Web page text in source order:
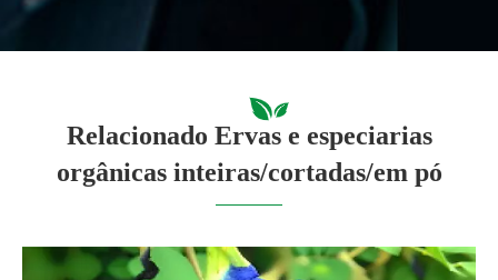
Relacionado Ervas e especiarias
orgânicas inteiras/cortadas/em pó